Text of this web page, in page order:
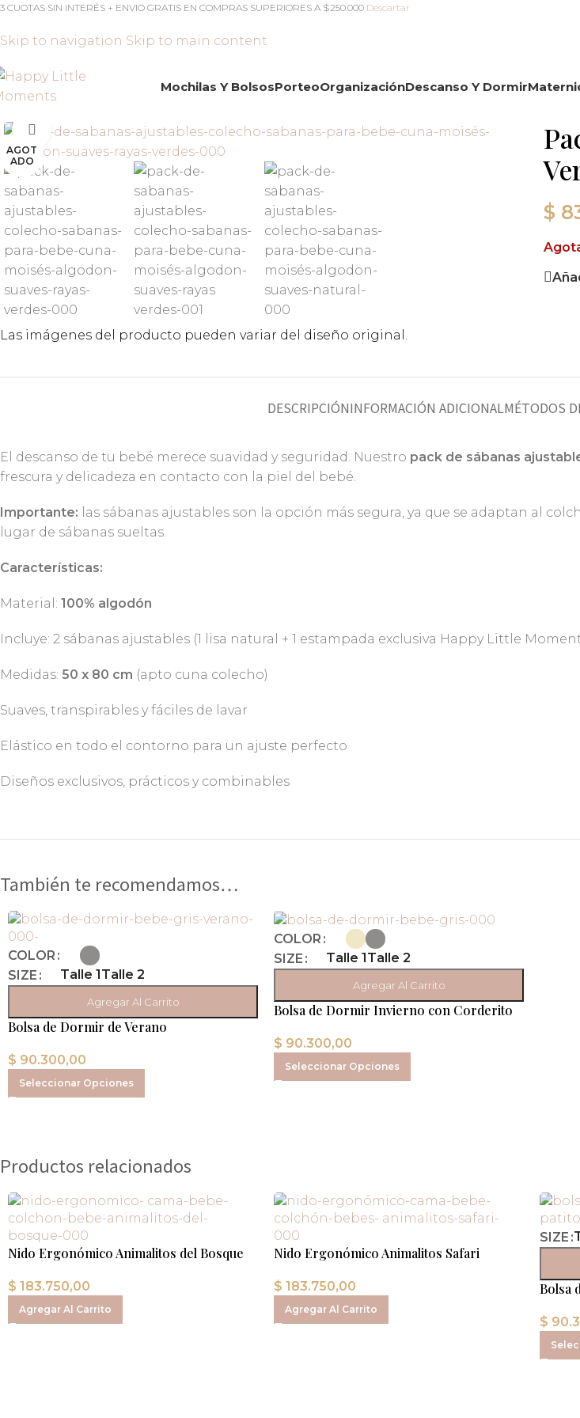
3 CUOTAS SIN INTERÉS + ENVIO GRATIS EN COMPRAS SUPERIORES A $250.000 Descartar
Skip to navigation Skip to main content
Mochilas Y BolsosPorteoOrganizaciónDescanso Y Dormir
AGOT
ADO
Click to enlarge
Las imágenes del producto pueden variar del diseño original.
$
DESCRIPCIÓNINFORMACIÓN ADICIONALMÉTODOS
El descanso de tu bebé merece suavidad y seguridad. Nuestro pack de sábanas
frescura y delicadeza en contacto con la piel del bebé.
Importante: las sábanas ajustables son la opción más segura, ya que se adaptan al
lugar de sábanas sueltas.
Características:
Material: 100% algodón
Incluye: 2 sábanas ajustables (1 lisa natural + 1 estampada exclusiva Happy Little
Medidas: 50 x 80 cm (apto cuna colecho)
Suaves, transpirables y fáciles de lavar
Elástico en todo el contorno para un ajuste perfecto
Diseños exclusivos, prácticos y combinables
También te recomendamos…
COLOR
SIZE
Talle 1Talle 2
Agregar Al Carrito
Bolsa de Dormir de Verano
$ 90.300,00
Seleccionar Opciones
COLOR
SIZE
Talle 1Talle 2
Agregar Al Carrito
Bolsa de Dormir Invierno con Corderito
$ 90.300,00
Seleccionar Opciones
Productos relacionados
Nido Ergonómico Animalitos del Bosque
$ 183.750,00
Agregar Al Carrito
Nido Ergonómico Animalitos Safari
$ 183.750,00
Agregar Al Carrito
SIZE
Bolsa
$